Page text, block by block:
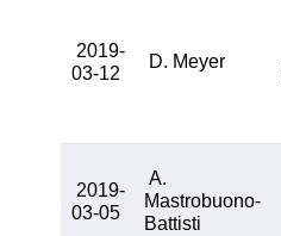
2019-
03-12
D. Meyer
2019-
03-05
A.
Mastrobuono-
Battisti